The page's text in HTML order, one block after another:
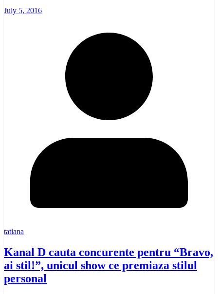
July 5, 2016
tatiana
Kanal D cauta concurente pentru “Bravo,
ai stil!”, unicul show ce premiaza stilul
personal